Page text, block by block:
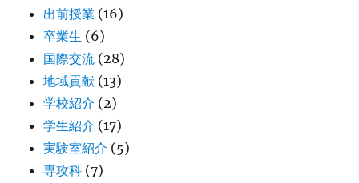
出前授業 (16)
卒業生 (6)
国際交流 (28)
地域貢献 (13)
学校紹介 (2)
学生紹介 (17)
実験室紹介 (5)
専攻科 (7)